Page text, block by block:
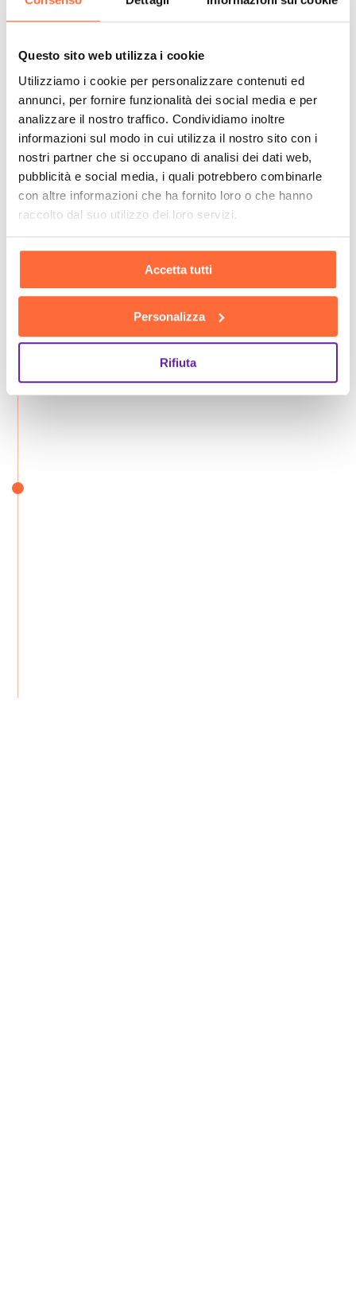
Questo sito web utilizza i cookie
Utilizziamo i cookie per personalizzare contenuti ed
annunci, per fornire funzionalità dei social media e per
analizzare il nostro traffico. Condividiamo inoltre
informazioni sul modo in cui utilizza il nostro sito con i
nostri partner che si occupano di analisi dei dati web,
pubblicità e social media, i quali potrebbero combinarle
con altre informazioni che ha fornito loro o che hanno
raccolto dal suo utilizzo dei loro servizi.
Accetta tutti
Personalizza
Rifiuta